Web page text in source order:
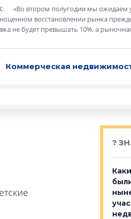
: «Во втором полугодии мы ожидаем
восстановлении рынка
не будет превышать 10%, а
Коммерческая
?